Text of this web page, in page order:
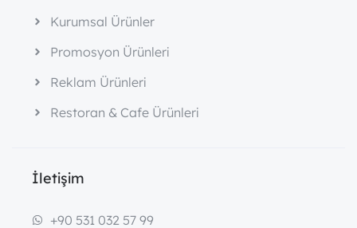
Kurumsal Ürünler
Promosyon Ürünleri
Reklam Ürünleri
Restoran & Cafe Ürünleri
İletişim
+90 531 032 57 99